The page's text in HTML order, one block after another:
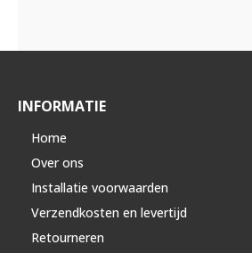
INFORMATIE
Home
Over ons
Installatie voorwaarden
Verzendkosten en levertijd
Retourneren